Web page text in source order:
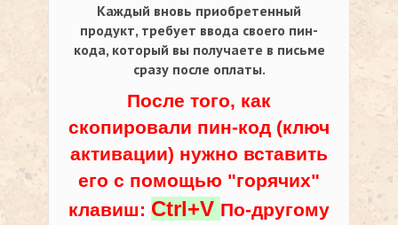
Каждый вновь приобретенный
продукт, требует ввода своего пин-
кода, который вы получаете в письме
сразу после оплаты.
После того, как
скопировали пин-код (ключ
активации) нужно вставить
его с помощью "горячих"
клавиш: Ctrl+V По-другому